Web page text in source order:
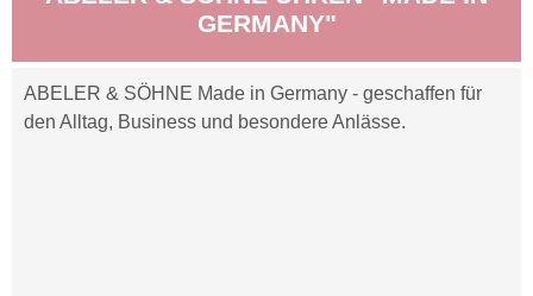
GERMANY"
ABELER & SÖHNE Made in Germany - geschaffen für
den Alltag, Business und besondere Anlässe.